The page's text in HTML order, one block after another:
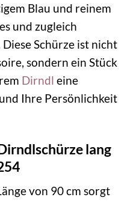
Blau und reinem
und zugleich
Schürze ist nicht
sondern ein Stück
Dirndl eine
Ihre Persönlichkeit
lang
von 90 cm sorgt